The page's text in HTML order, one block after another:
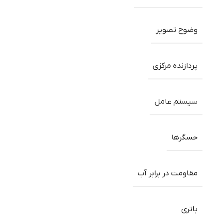
وضوح تصویر
پردازنده مرکزی
سیستم عامل
حسگرها
مقاومت در برابر آب
باتری